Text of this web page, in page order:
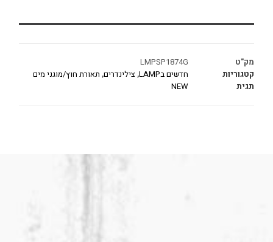
מק"ט
LMPSP1874G
קטגוריות
חדשים בLAMP , צילינדרים, תאורת חוץ/מוגני מים
תגית
NEW